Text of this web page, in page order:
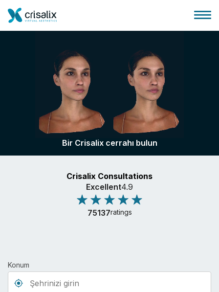
Cerrah ana sayfası
3D İş Platformu
Planlar
Hasta incelemeleri
Bir Crisalix cerrahı bulun
Crisalix Consultations
Excellent4.9
75137ratings
Konum